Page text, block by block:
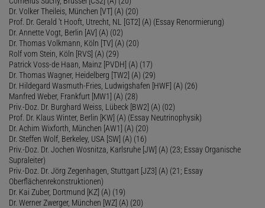
Dr. Volker Theileis, München [VT] (A) (20)
Prof. Dr. Gerald 't Hooft, Utrecht, NL [GT2] (A) (Essay Renormierung)
Dr. Annette Vogt, Berlin [AV] (A) (02)
Dr. Thomas Volkmann, Köln [TV] (A) (20)
Rolf vom Stein, Köln [RVS] (A) (29)
Patrick Voss-de Haan, Mainz [PVDH] (A) (17)
Dr. Thomas Wagner, Heidelberg [TW2] (A) (29)
Dr. Hildegard Wasmuth-Fries, Ludwigshafen [HWF] (A) (26)
Manfred Weber, Frankfurt [MW1] (A) (28)
Priv.-Doz. Dr. Burghard Weiss, Lübeck [BW2] (A) (02)
Prof. Dr. Klaus Winter, Berlin [KW] (A) (Essay Neutrinophysik)
Dr. Achim Wixforth, München [AW1] (A) (20)
Dr. Steffen Wolf, Berkeley, USA [SW] (A) (16)
Priv.-Doz. Dr. Jochen Wosnitza, Karlsruhe [JW] (A) (23; Essay Organische
Supraleiter)
Priv.-Doz. Dr. Jörg Zegenhagen, Stuttgart [JZ3] (A) (21; Essay
Oberflächenrekonstruktionen)
Dr. Kai Zuber, Dortmund [KZ] (A) (19)
Dr. Werner Zwerger, München [WZ] (A) (20)